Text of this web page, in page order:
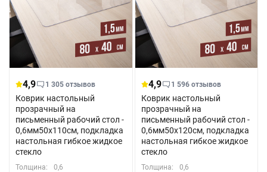
4,9 1 305 отзывов
Коврик настольный
прозрачный на
письменный рабочий стол -
0,6мм50x110см, подкладка
настольная гибкое жидкое
стекло
Толщина:
0,6
4,9 1 596 отзывов
Коврик настольный
прозрачный на
письменный рабочий стол -
0,6мм50x120см, подкладка
настольная гибкое жидкое
стекло
Толщина:
0,6